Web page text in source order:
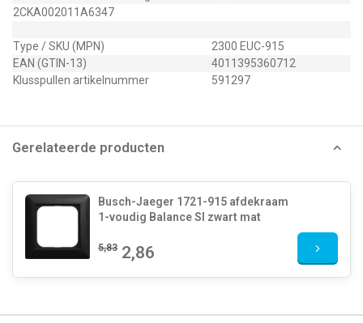
2CKA002011A6347
Type / SKU (MPN)
2300 EUC-915
EAN (GTIN-13)
4011395360712
Klusspullen artikelnummer
591297
Gerelateerde producten
Busch-Jaeger 1721-915 afdekraam
1-voudig Balance SI zwart mat
5,83 2,86